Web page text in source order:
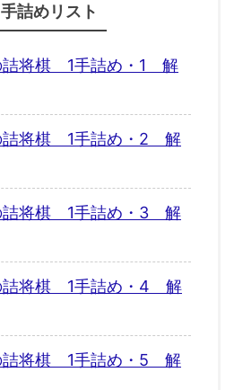
詰めリスト
詰将棋 1手詰め・1 解
詰将棋 1手詰め・2 解
詰将棋 1手詰め・3 解
詰将棋 1手詰め・4 解
詰将棋 1手詰め・5 解